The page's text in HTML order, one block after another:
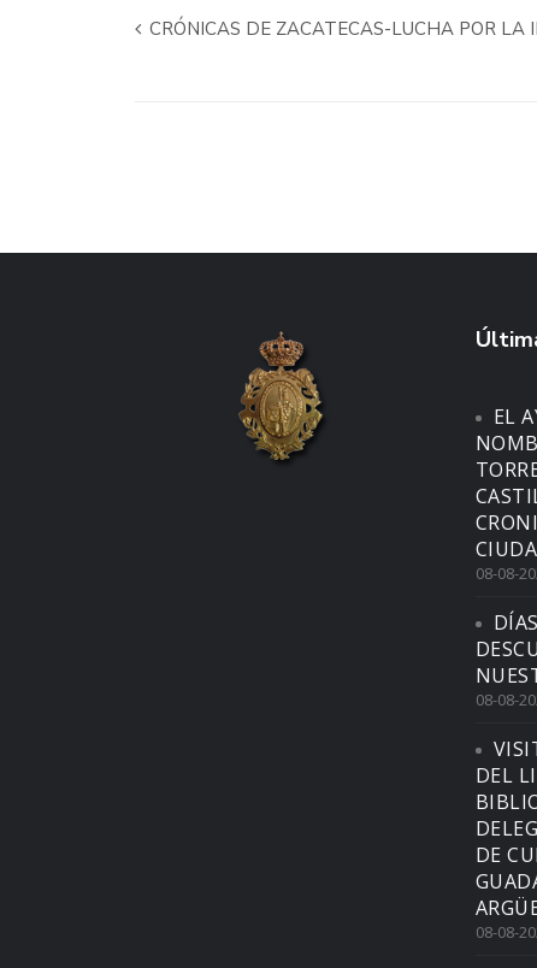
CRÓNICAS DE ZACATECAS-LUCHA POR LA
EL
08-08-
08-08-
DEL
DE
08-08-